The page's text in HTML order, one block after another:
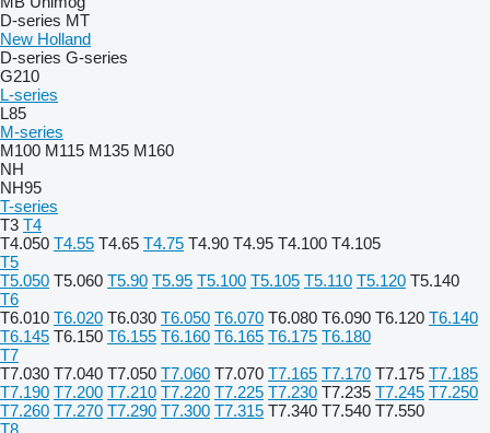
D-series MT
New Holland
D-series G-series
G210
L-series
L85
M-series
M100 M115 M135 M160
NH
NH95
T-series
T3 T4
T4.050 T4.55 T4.65 T4.75 T4.90 T4.95 T4.100 T4.105
T5
T5.050 T5.060 T5.90 T5.95 T5.100 T5.105 T5.110 T5.120 T5.140
T6
T6.010 T6.020 T6.030 T6.050 T6.070 T6.080 T6.090 T6.120 T6.140
T6.145 T6.150 T6.155 T6.160 T6.165 T6.175 T6.180
T7
T7.030 T7.040 T7.050 T7.060 T7.070 T7.165 T7.170 T7.175 T7.185
T7.190 T7.200 T7.210 T7.220 T7.225 T7.230 T7.235 T7.245 T7.250
T7.260 T7.270 T7.290 T7.300 T7.315 T7.340 T7.540 T7.550
T8